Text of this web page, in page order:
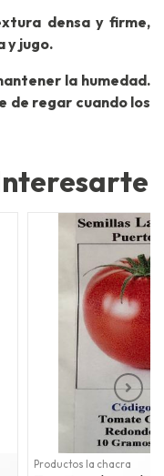
densa y firme,
y jugo.
la humedad.
de regar cuando los
Productos la chacra